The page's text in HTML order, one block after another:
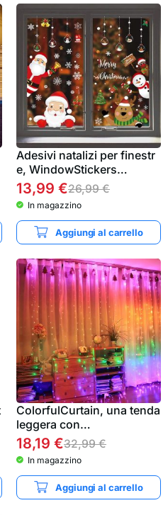
Adesivi natalizi per finestr
e, WindowStickers…
13,99 €26,99€
In magazzino
Aggiungi al carrello
ColorfulCurtain, una tenda
leggera con…
18,19 €32,99€
In magazzino
Aggiungi al carrello